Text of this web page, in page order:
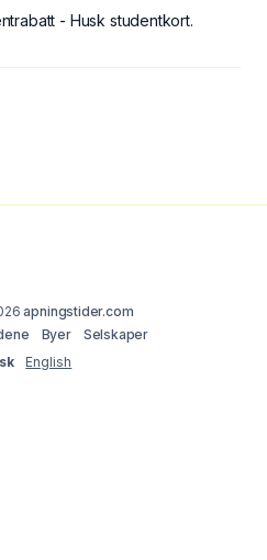
- Husk studentkort.
apningstider.com
Byer
Selskaper
English